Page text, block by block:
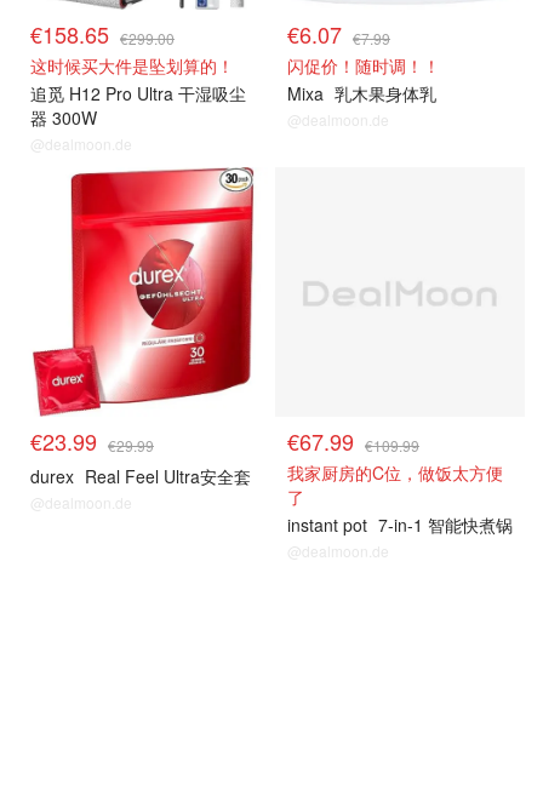
€158.65 €299.00
这时候买大件是坠划算的！
追觅 H12 Pro Ultra 干湿吸尘
器 300W
@dealmoon.de
€6.07 €7.99
闪促价！随时调！！
Mixa 乳木果身体乳
@dealmoon.de
€23.99 €29.99
durex Real Feel Ultra安全套
@dealmoon.de
€67.99 €109.99
我家厨房的C位，做饭太方便
了
instant pot 7-in-1 智能快煮锅
@dealmoon.de